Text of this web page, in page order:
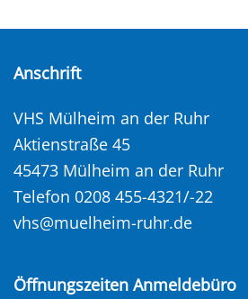
Anschrift
VHS Mülheim an der Ruhr
Aktienstraße 45
45473 Mülheim an der Ruhr
Telefon 0208 455-4321/-22
vhs@muelheim-ruhr.de
Öffnungszeiten Anmeldebüro